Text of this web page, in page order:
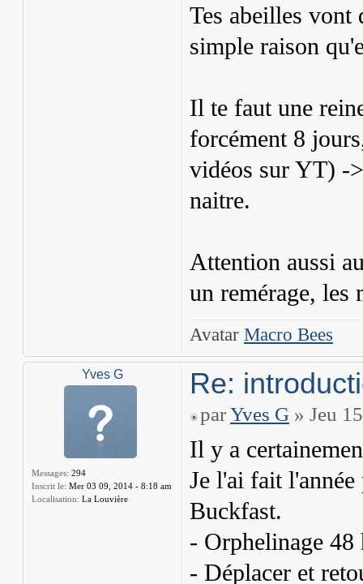
Tes abeilles vont
simple raison
Il te faut une
forcément 8
vidéos sur YT) -
naitre.
Attention aussi
un remérage, les
Avatar Macro Bees
Yves G
Messages: 294
Inscrit le: Mer 03 09, 2014 - 8:18 am
Localisation: La Louvière
Re:
parYves G » Jeu
Il y a
Je l'ai fait l'année
Buckfast.
- Orphelinage 48
- Déplacer et